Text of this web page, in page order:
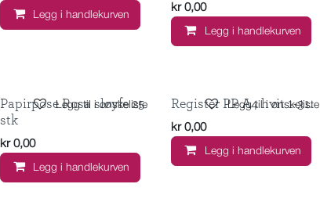
Legg i handlekurven
kr0,00
Legg i handlekurven
Papirpose Rosa sløyfe 25
stk
kr 0,00
Legg i handlekurven
Legg til i ønskeliste Register PP A4 hvit 1-31.
kr0,00
Legg i handlekurven
Legg til i ønskeliste